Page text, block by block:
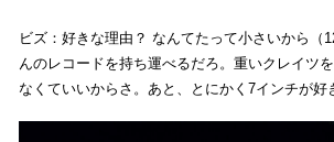
ビズ：好きな理由？ なんてたって小さいから（
んのレコードを持ち運べるだろ。重いクレイツ
なくていいからさ。あと、とにかく7インチが好